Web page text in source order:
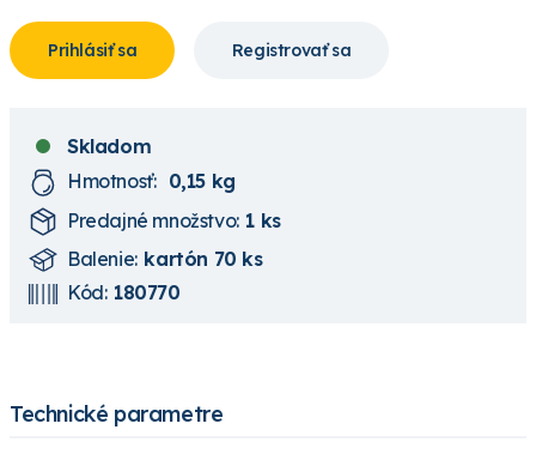
Prihlásiť sa Registrovať sa
Skladom
Hmotnosť: 0,15 kg
Predajné množstvo: 1 ks
Balenie: kartón 70 ks
Kód: 180770
Technické parametre